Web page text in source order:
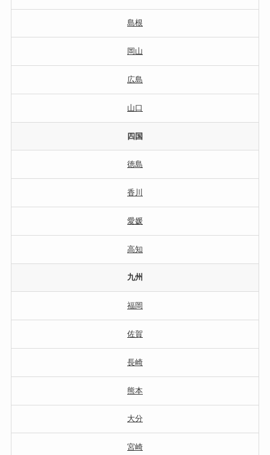
島根
岡山
広島
山口
四国
徳島
香川
愛媛
高知
九州
福岡
佐賀
長崎
熊本
大分
宮崎